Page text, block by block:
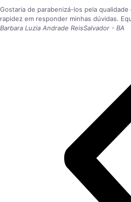
Gostaria de parabenizá-los pela
rapidez em responder minhas dúvidas.
Barbara Luzia Andrade ReisSalvador - BA